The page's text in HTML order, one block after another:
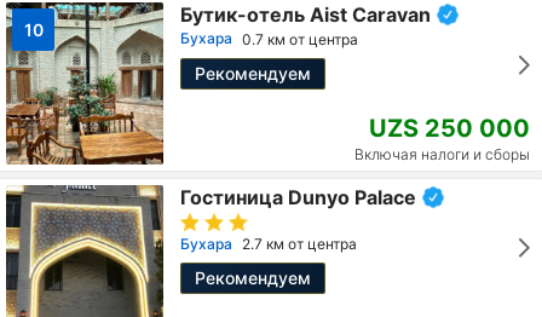
10
Бутик-отель Aist Caravan
Бухара 0.7 км от центра
Рекомендуем
UZS 250 000
Включая налоги и сборы
Гостиница Dunyo Palace
Бухара 2.7 км от центра
Рекомендуем